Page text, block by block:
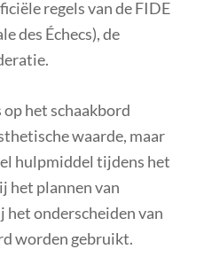
regels van de FIDE
des Échecs), de
op het schaakbord
waarde, maar
hulpmiddel tijdens het
het plannen van
het onderscheiden van
worden gebruikt.